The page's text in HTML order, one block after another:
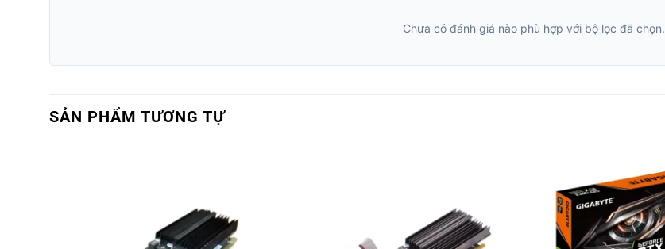
Chưa có đánh giá nào phù hợp với bộ lọc đã chọn.
SẢN PHẨM TƯƠNG TỰ